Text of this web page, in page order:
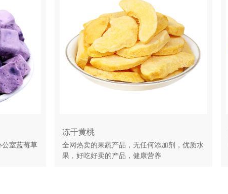
公室蓝莓草
冻干黄桃
全网热卖的果蔬产品，无任何添加剂，优质水
果，好吃好卖的产品，健康营养